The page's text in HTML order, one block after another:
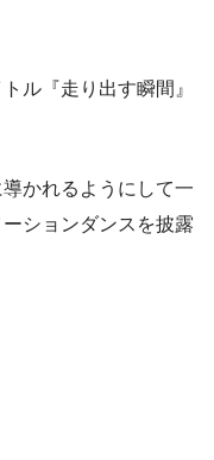
ル『走り出す瞬間』
かれるようにして一
ションダンスを披露